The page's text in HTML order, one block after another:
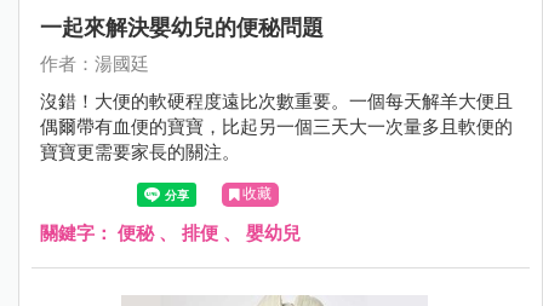
一起來解決嬰幼兒的便秘問題
作者：湯國廷
沒錯！大便的軟硬程度遠比次數重要。一個每天解羊大便且
偶爾帶有血便的寶寶，比起另一個三天大一次量多且軟便的
寶寶更需要家長的關注。
收藏
關鍵字： 便秘、 排便 、 嬰幼兒